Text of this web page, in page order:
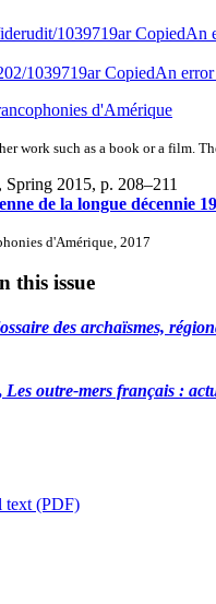
1039719arCopiedAn
1039719arCopiedAn error
d'Amérique
work such as a book or a film.
Spring 2015, p. 208–211
de la longue décennie
d'Amérique, 2017
this issue
des archaïsmes,
Les outre-mers français :
text (PDF)